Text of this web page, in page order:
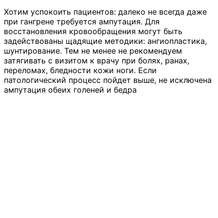
Хотим успокоить пациентов: далеко не всегда даже
при гангрене требуется ампутация. Для
восстановления кровообращения могут быть
задействованы щадящие методики: ангиопластика,
шунтирование. Тем не менее не рекомендуем
затягивать с визитом к врачу при болях, ранах,
переломах, бледности кожи ноги. Если
патологический процесс пойдет выше, не исключена
ампутация обеих голеней и бедра